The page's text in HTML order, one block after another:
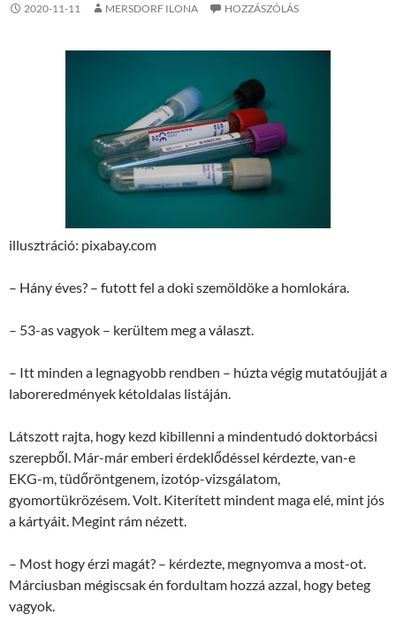
2020-11-11 MERSDORF ILONA HOZZÁSZÓLÁS
illusztráció: pixabay.com
– Hány éves? – futott fel a doki szemöldöke a homlokára.
– 53-as vagyok – kerültem meg a választ.
– Itt minden a legnagyobb rendben – húzta végig mutatóujját a
laboreredmények kétoldalas listáján.
Látszott rajta, hogy kezd kibillenni a mindentudó doktorbácsi
szerepből. Már-már emberi érdeklődéssel kérdezte, van-e
EKG-m, tüdőröntgenem, izotóp-vizsgálatom,
gyomortükrözésem. Volt. Kiterített mindent maga elé, mint jós
a kártyáit. Megint rám nézett.
– Most hogy érzi magát? – kérdezte, megnyomva a most-ot.
Márciusban mégiscsak én fordultam hozzá azzal, hogy beteg
vagyok.